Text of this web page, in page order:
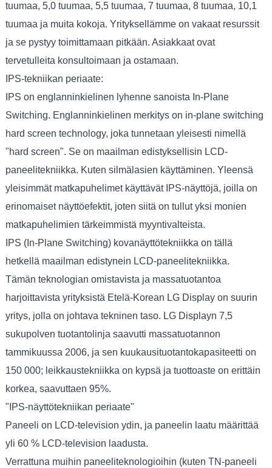
tuumaa, 5,0 tuumaa, 5,5 tuumaa, 7 tuumaa, 8 tuumaa, 10,1
tuumaa ja muita kokoja. Yrityksellämme on vakaat resurssit
ja se pystyy toimittamaan pitkään. Asiakkaat ovat
tervetulleita konsultoimaan ja ostamaan.
IPS-tekniikan periaate:
IPS on englanninkielinen lyhenne sanoista In-Plane
Switching. Englanninkielinen merkitys on in-plane switching
hard screen technology, joka tunnetaan yleisesti nimellä
"hard screen". Se on maailman edistyksellisin LCD-
paneelitekniikka. Kuten silmälasien käyttäminen. Yleensä
yleisimmät matkapuhelimet käyttävät IPS-näyttöjä, joilla on
erinomaiset näyttöefektit, joten siitä on tullut yksi monien
matkapuhelimien tärkeimmistä myyntivalteista.
IPS (In-Plane Switching) kovanäyttötekniikka on tällä
hetkellä maailman edistynein LCD-paneelitekniikka.
Tämän teknologian omistavista ja massatuotantoa
harjoittavista yrityksistä Etelä-Korean LG Display on suurin
yritys, jolla on johtava tekninen taso. LG Displayn 7,5
sukupolven tuotantolinja saavutti massatuotannon
tammikuussa 2006, ja sen kuukausituotantokapasiteetti on
150 000; leikkaustekniikka on kypsä ja tuottoaste on erittäin
korkea, saavuttaen 95%.
"IPS-näyttötekniikan periaate"
Paneeli on LCD-television ydin, ja paneelin laatu määrittää
yli 60 % LCD-television laadusta.
Verrattuna muihin paneeliteknologioihin (kuten TN-paneeli